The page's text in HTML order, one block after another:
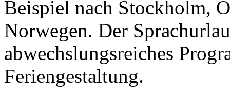
Beispiel nach Stockholm,
Norwegen. Der
abwechslungsreiches
Feriengestaltung.